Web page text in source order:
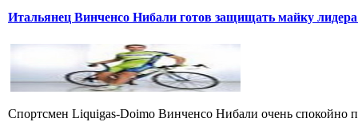
Итальянец Винченсо Нибали готов защищать майку
Cпортсмен Liquigas-Doimo Винченсо Нибали очень спокойно